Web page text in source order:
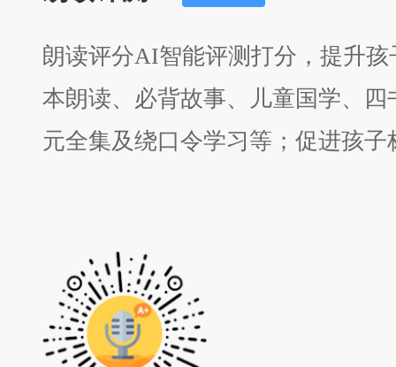
朗读评分AI智能评测打分，提升
本朗读、必背故事、儿童国学、
元全集及绕口令学习等；促进孩子